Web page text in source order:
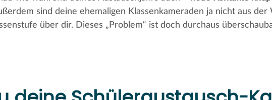
sind deine ehemaligen Klassenkameraden ja nicht aus der
über dir. Dieses „Problem“ ist doch durchaus